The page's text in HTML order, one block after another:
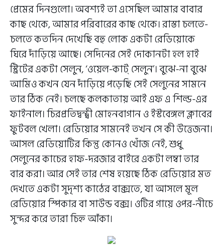
প্রেমের দিনগুলো। অবশ্যই তা এসেছিল আমার বাবার
কাছ থেকে, আমার পরিবারের কাছ থেকে। রাস্তা চলতে-
চলতে কতদিন দেখেছি বহু লোক একটা রেডিয়োকে
ঘিরে দাঁড়িয়ে আছে। সেদিনের সেই দোকানটা হল হাই
স্ট্রিটের একটা সেলুন, ‘ওয়েল-কাট্ সেলুন’। বুঝে-না বুঝে
আমিও কখন যেন দাঁড়িয়ে পড়েছি সেই সেলুনের সামনে
তার ঠিক নেই। চলছে কলকাতায় আই এফ এ শিল্ড-এর
ফাইনাল। চিরপ্রতিদ্বন্দ্বী মোহনবাগান ও ইস্টবেঙ্গল ক্লাবের
ফুটবল খেলা। রেডিয়োর সামনেই তখন সে কী উত্তেজনা।
আসল রেডিয়োটির কিন্তু কোনও খোঁজ নেই, শুধু
সেলুনের কাচের হাফ-দরজার বাইরে একটা লম্বা তার
বার করা। আর সেই তার শেষ হয়েছে ঠিক রেডিয়োর মত
দেখতে একটা সুদৃশ্য কাঠের বাক্সতে, যা আসলে মূল
রেডিয়োর স্পিকার বা সাউন্ড বক্স। ওটির গায়ে ওপর-নীচে
সুন্দর করে তারা চিহ্ন আঁকা।